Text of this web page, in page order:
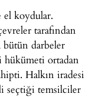
el koydular.
tarafından
bütün darbeler
hükümeti ortadan
Halkın iradesi
seçtiği temsilciler